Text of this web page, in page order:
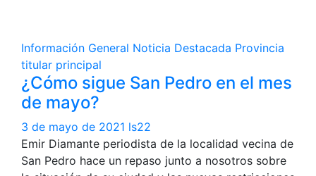
Información General Noticia Destacada Provincia
titular principal
¿Cómo sigue San Pedro en el mes
de mayo?
3 de mayo de 2021 ls22
Emir Diamante periodista de la localidad vecina de
San Pedro hace un repaso junto a nosotros sobre